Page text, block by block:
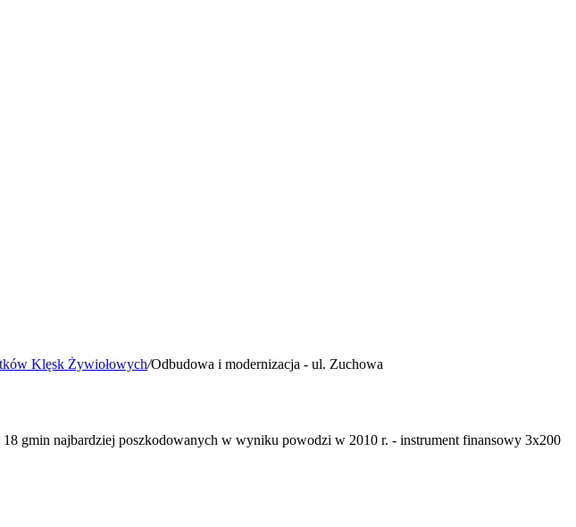
Klęsk Żywiołowych/Odbudowa i modernizacja - ul. Zuchowa
gmin najbardziej poszkodowanych w wyniku powodzi w 2010 r. - instrument finansowy 3x200